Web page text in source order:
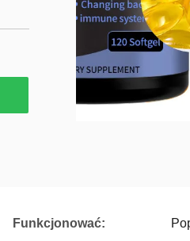
Funkcjonować: